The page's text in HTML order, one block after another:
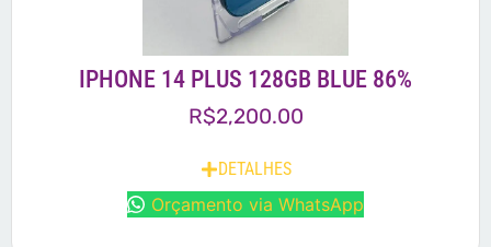
IPHONE 14 PLUS 128GB BLUE 86%
R$2,200.00
DETALHES
Orçamento via WhatsApp